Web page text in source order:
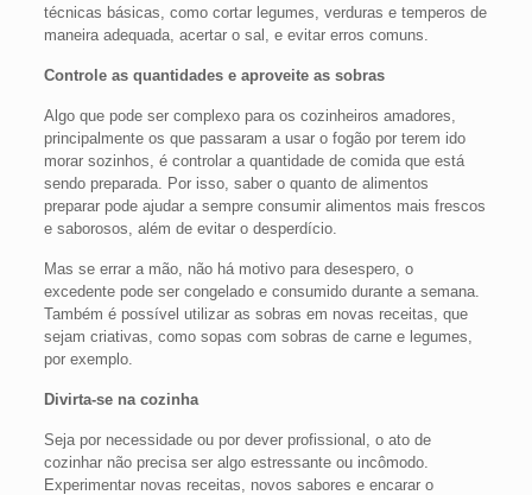
técnicas básicas, como cortar legumes, verduras e temperos de
maneira adequada, acertar o sal, e evitar erros comuns.
Controle as quantidades e aproveite as sobras
Algo que pode ser complexo para os cozinheiros amadores,
principalmente os que passaram a usar o fogão por terem ido
morar sozinhos, é controlar a quantidade de comida que está
sendo preparada. Por isso, saber o quanto de alimentos
preparar pode ajudar a sempre consumir alimentos mais frescos
e saborosos, além de evitar o desperdício.
Mas se errar a mão, não há motivo para desespero, o
excedente pode ser congelado e consumido durante a semana.
Também é possível utilizar as sobras em novas receitas, que
sejam criativas, como sopas com sobras de carne e legumes,
por exemplo.
Divirta-se na cozinha
Seja por necessidade ou por dever profissional, o ato de
cozinhar não precisa ser algo estressante ou incômodo.
Experimentar novas receitas, novos sabores e encarar o